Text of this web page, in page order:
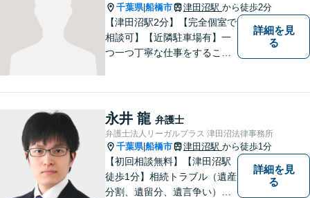
千葉県|船橋市 津田沼駅 から徒歩2分
【津田沼駅2分】【完全個室で
相談可】【近隣駐車場有】一
つ一つ丁寧な仕事をすること
葉県船橋市の牧野法律事務所
へお気軽にご相談下さい。
詳細を見
る
永井 龍 弁護士
弁護士法人リーガルプラス 津田沼法律事務所
千葉県|船橋市 津田沼駅 から徒歩1分
【初回相談無料】【津田沼駅
徒歩1分】相続トラブル（遺産
分割、遺留分、遺言争い）、
詳細を見
る